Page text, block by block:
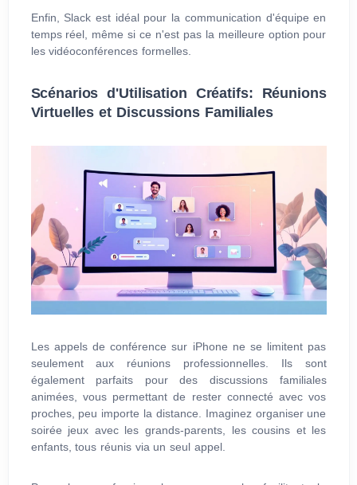
Enfin, Slack est idéal pour la communication d'équipe en
temps réel, même si ce n'est pas la meilleure option pour
les vidéoconférences formelles.
Scénarios d'Utilisation Créatifs: Réunions
Virtuelles et Discussions Familiales
Les appels de conférence sur iPhone ne se limitent pas
seulement aux réunions professionnelles. Ils sont
également parfaits pour des discussions familiales
animées, vous permettant de rester connecté avec vos
proches, peu importe la distance. Imaginez organiser une
soirée jeux avec les grands-parents, les cousins et les
enfants, tous réunis via un seul appel.